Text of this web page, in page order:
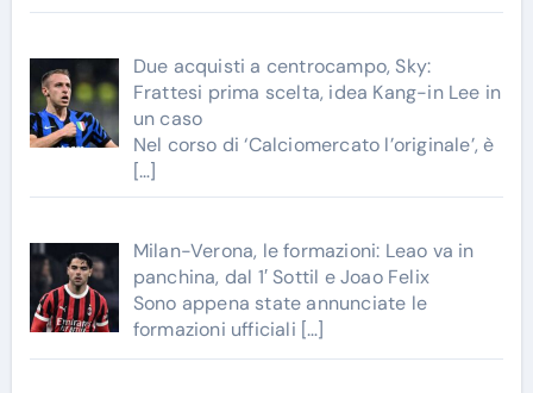
Due acquisti a centrocampo, Sky:
Frattesi prima scelta, idea Kang-in Lee in
un caso
Nel corso di ‘Calciomercato l’originale’, è
[…]
Milan-Verona, le formazioni: Leao va in
panchina, dal 1′ Sottil e Joao Felix
Sono appena state annunciate le
formazioni ufficiali […]